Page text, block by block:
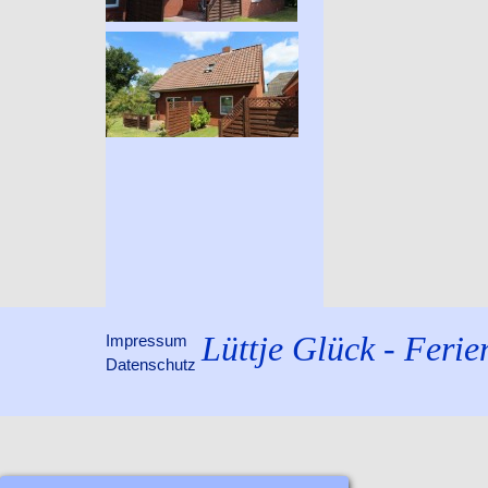
Impressum
Datenschutz Lüttje Glück -